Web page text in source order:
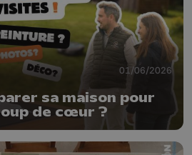
01/06/2026
sa maison pour
de cœur ?